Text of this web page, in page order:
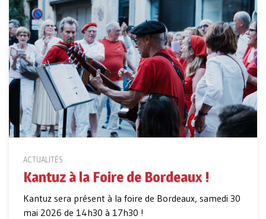
ACTUALITÉS
Kantuz à la Foire de Bordeaux !
Kantuz sera présent à la foire de Bordeaux, samedi 30
mai 2026 de 14h30 à 17h30 !